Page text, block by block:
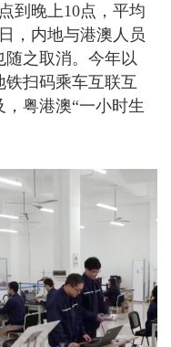
到晚上10点，平均
，内地与港澳人员
之取消。今年以
扫码乘车互联互
粤港澳“一小时生